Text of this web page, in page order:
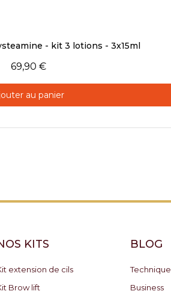
Aperçu rapide- kit 3 lotions - 3x15ml
69,90 €
au panier
KITS
extension de cils
Brow lift
BLOG
Technique
Business